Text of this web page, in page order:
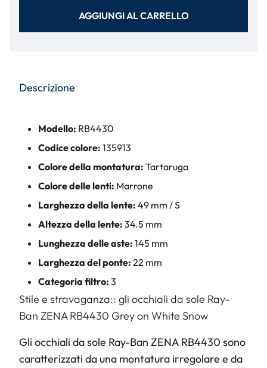
AGGIUNGI AL CARRELLO
Descrizione
Modello: RB4430
Codice colore: 135913
Colore della montatura: Tartaruga
Colore delle lenti: Marrone
Larghezza della lente: 49 mm / S
Altezza della lente: 34.5 mm
Lunghezza delle aste: 145 mm
Larghezza del ponte: 22 mm
Categoria filtro: 3
Stile e stravaganza:: gli occhiali da sole Ray-
Ban ZENA RB4430 Grey on White Snow
Gli occhiali da sole Ray-Ban ZENA RB4430 sono
caratterizzati da una montatura irregolare e da